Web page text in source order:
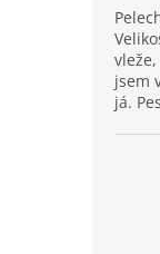
jsem
já.